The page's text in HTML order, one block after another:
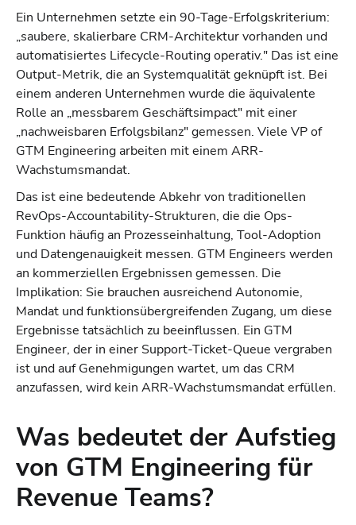
Ein Unternehmen setzte ein 90-Tage-Erfolgskriterium:
„saubere, skalierbare CRM-Architektur vorhanden und
automatisiertes Lifecycle-Routing operativ." Das ist eine
Output-Metrik, die an Systemqualität geknüpft ist. Bei
einem anderen Unternehmen wurde die äquivalente
Rolle an „messbarem Geschäftsimpact" mit einer
„nachweisbaren Erfolgsbilanz" gemessen. Viele VP of
GTM Engineering arbeiten mit einem ARR-
Wachstumsmandat.
Das ist eine bedeutende Abkehr von traditionellen
RevOps-Accountability-Strukturen, die die Ops-
Funktion häufig an Prozesseinhaltung, Tool-Adoption
und Datengenauigkeit messen. GTM Engineers werden
an kommerziellen Ergebnissen gemessen. Die
Implikation: Sie brauchen ausreichend Autonomie,
Mandat und funktionsübergreifenden Zugang, um diese
Ergebnisse tatsächlich zu beeinflussen. Ein GTM
Engineer, der in einer Support-Ticket-Queue vergraben
ist und auf Genehmigungen wartet, um das CRM
anzufassen, wird kein ARR-Wachstumsmandat erfüllen.
Was bedeutet der Aufstieg
von GTM Engineering für
Revenue Teams?